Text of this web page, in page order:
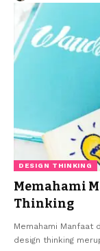
DESIGN THINKING
Memahami
Thinking
Memahami Manfaat
design thinking